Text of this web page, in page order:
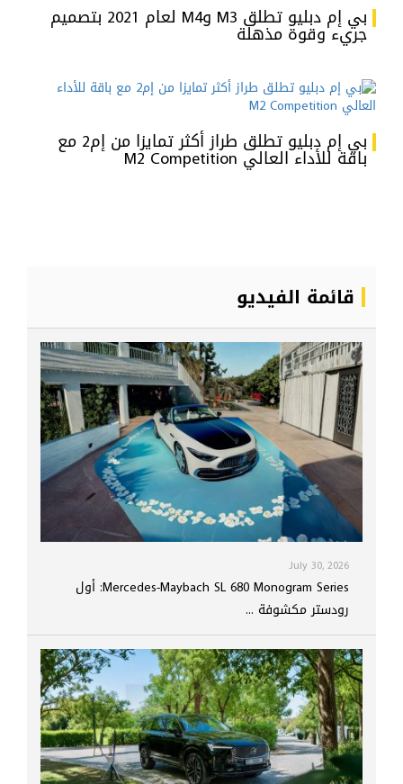
بي إم دبليو تطلق M3 وM4 لعام 2021 بتصميم
جريء وقوة مذهلة
بي إم دبليو تطلق طراز أكثر تمايزا من إم2 مع
باقة للأداء العالي M2 Competition
قائمة الفيديو
July 30, 2026
Mercedes-Maybach SL 680 Monogram Series: أول
رودستر مكشوفة ...